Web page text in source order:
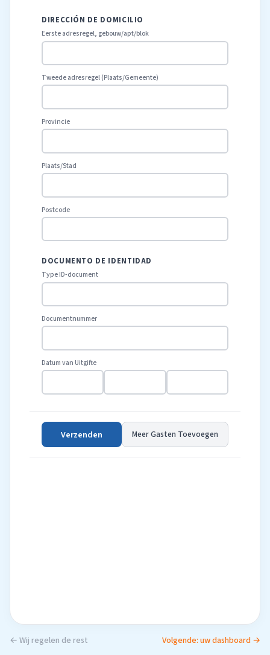
DIRECCIÓN DE DOMICILIO
Eerste adresregel, gebouw/apt/blok
Tweede adresregel (Plaats/Gemeente)
Provincie
Plaats/Stad
Postcode
DOCUMENTO DE IDENTIDAD
Type ID-document
Documentnummer
Datum van Uitgifte
Verzenden Meer Gasten Toevoegen
← Wij regelen de rest Volgende: uw dashboard →